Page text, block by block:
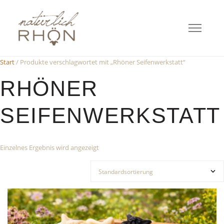
Start/ Produkte verschlagwortet mit „Rhöner Seifenwerkstatt“
RHÖNER
SEIFENWERKSTATT
Einzelnes Ergebnis wird angezeigt